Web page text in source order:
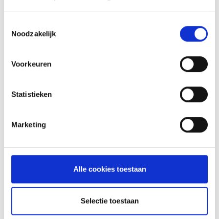
Noodzakelijk
Voorkeuren
Statistieken
Marketing
Alle cookies toestaan
Selectie toestaan
INSPIRATIE
VAN ONZE GRILL MASTERS
MEER INFORMATIE